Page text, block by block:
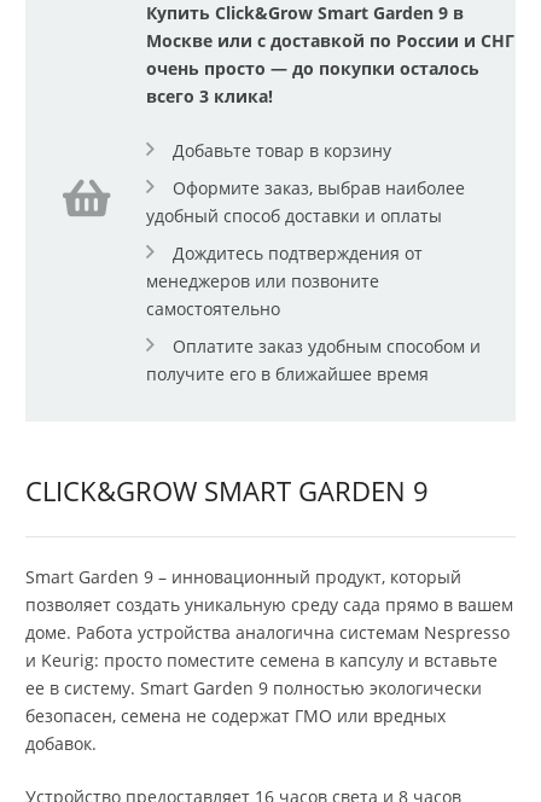
Купить Click&Grow Smart Garden 9 в
Москве или с доставкой по России и СНГ
очень просто — до покупки осталось
всего 3 клика!
Добавьте товар в корзину
Оформите заказ, выбрав наиболее
удобный способ доставки и оплаты
Дождитесь подтверждения от
менеджеров или позвоните
самостоятельно
Оплатите заказ удобным способом и
получите его в ближайшее время
CLICK&GROW SMART GARDEN 9
Smart Garden 9 – инновационный продукт, который
позволяет создать уникальную среду сада прямо в вашем
доме. Работа устройства аналогична системам Nespresso
и Keurig: просто поместите семена в капсулу и вставьте
ее в систему. Smart Garden 9 полностью экологически
безопасен, семена не содержат ГМО или вредных
добавок.
Устройство предоставляет 16 часов света и 8 часов